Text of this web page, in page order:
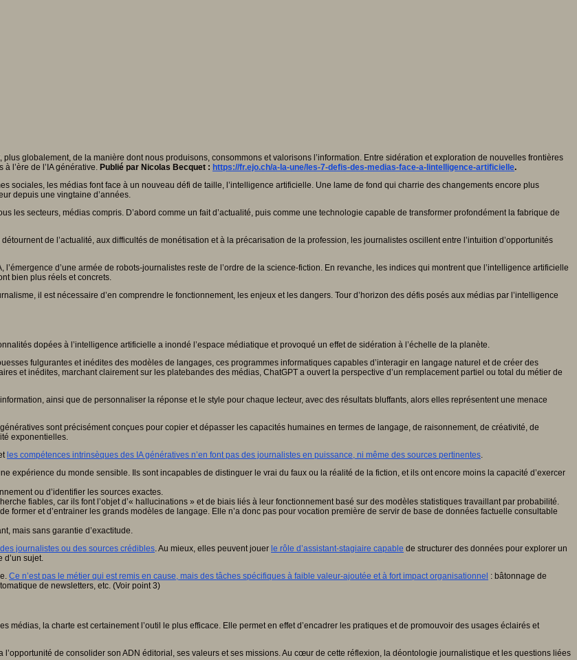
globalement, de la manière dont nous produisons, consommons et valorisons l’information. Entre sidération et exploration de nouvelles frontières
l’ère de l’IA générative. Publié par Nicolas Becquet : https://fr.ejo.ch/a-la-une/les-7-defis-des-medias-face-a-lintelligence-artificielle.
sociales, les médias font face à un nouveau défi de taille, l’intelligence artificielle. Une lame de fond qui charrie des changements encore plus
depuis une vingtaine d’années.
les secteurs, médias compris. D’abord comme un fait d’actualité, puis comme une technologie capable de transformer profondément la fabrique de
de l’actualité, aux difficultés de monétisation et à la précarisation de la profession, les journalistes oscillent entre l’intuition d’opportunités
d’une armée de robots-journalistes reste de l’ordre de la science-fiction. En revanche, les indices qui montrent que l’intelligence artificielle
bien plus réels et concrets.
il est nécessaire d’en comprendre le fonctionnement, les enjeux et les dangers. Tour d’horizon des défis posés aux médias par l’intelligence
dopées à l’intelligence artificielle a inondé l’espace médiatique et provoqué un effet de sidération à l’échelle de la planète.
fulgurantes et inédites des modèles de langages, ces programmes informatiques capables d’interagir en langage naturel et de créer des
et inédites, marchant clairement sur les platebandes des médias, ChatGPT a ouvert la perspective d’un remplacement partiel ou total du métier de
ainsi que de personnaliser la réponse et le style pour chaque lecteur, avec des résultats bluffants, alors elles représentent une menace
sont précisément conçues pour copier et dépasser les capacités humaines en termes de langage, de raisonnement, de créativité, de
exponentielles.
les compétences intrinsèques des IA génératives n’en font pas des journalistes en puissance, ni même des sources pertinentes.
expérience du monde sensible. Ils sont incapables de distinguer le vrai du faux ou la réalité de la fiction, et ils ont encore moins la capacité d’exercer
ou d’identifier les sources exactes.
fiables, car ils font l’objet d’« hallucinations » et de biais liés à leur fonctionnement basé sur des modèles statistiques travaillant par probabilité.
former et d’entrainer les grands modèles de langage. Elle n’a donc pas pour vocation première de servir de base de données factuelle consultable
mais sans garantie d’exactitude.
journalistes ou des sources crédibles. Au mieux, elles peuvent jouer le rôle d’assistant-stagiaire capable de structurer des données pour explorer un
d’un sujet.
Ce n’est pas le métier qui est remis en cause, mais des tâches spécifiques à faible valeur-ajoutée et à fort impact organisationnel : bâtonnage de
de newsletters, etc. (Voir point 3)
la charte est certainement l’outil le plus efficace. Elle permet en effet d’encadrer les pratiques et de promouvoir des usages éclairés et
de consolider son ADN éditorial, ses valeurs et ses missions. Au cœur de cette réflexion, la déontologie journalistique et les questions liées